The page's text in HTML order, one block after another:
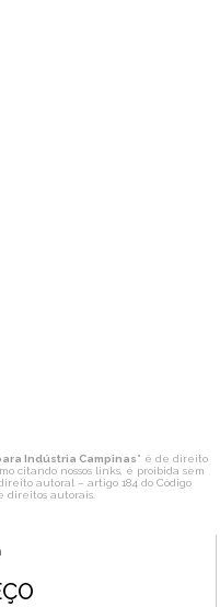
Indústria Campinas" é de direito
citando nossos links, é proibida sem
autoral – artigo 184 do Código
direitos autorais